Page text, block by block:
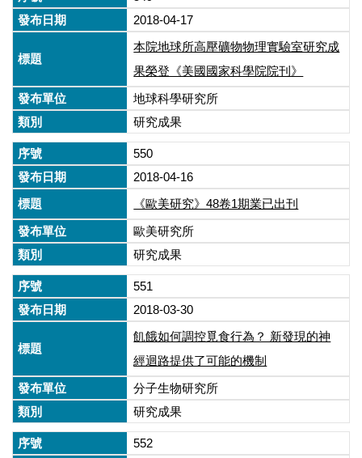
2018-04-17
本院地球所高壓礦物物理實驗室研究成
果榮登《美國國家科學院院刊》
地球科學研究所
研究成果
550
2018-04-16
《歐美研究》48卷1期業已出刊
歐美研究所
研究成果
551
2018-03-30
飢餓如何調控覓食行為？ 新發現的神
經迴路提供了可能的機制
分子生物研究所
研究成果
552